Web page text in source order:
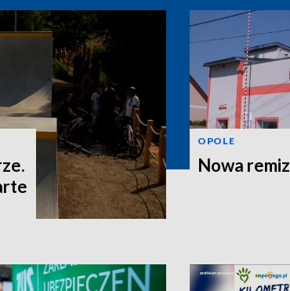
OPOLE
Nowa